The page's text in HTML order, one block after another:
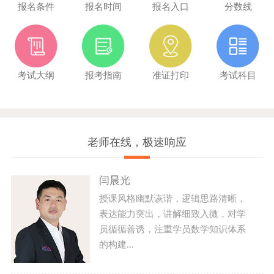
报名条件 报名时间 报名入口 分数线
考试大纲 报考指南 准证打印 考试科目
老师在线，极速响应
闫晨光
授课风格幽默诙谐，逻辑思路清晰，
表达能力突出，讲解细致入微，对学
员循循善诱，注重学员数学知识体系
的构建...